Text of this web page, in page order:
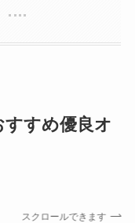
すめ優良オ
スクロールできます